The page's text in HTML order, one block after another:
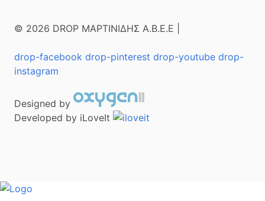
© 2026 DROP ΜΑΡΤΙΝΙΔΗΣ Α.Β.Ε.Ε |
drop-facebook drop-pinterest drop-youtube drop-
instagram
Designed by
Developed by iLoveIt